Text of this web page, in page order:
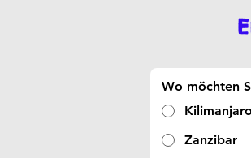
Wo möchten
Zanzibar